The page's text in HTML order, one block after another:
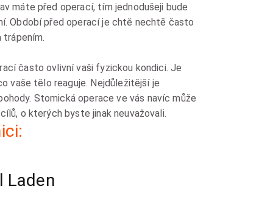
máte před operací, tím jednodušeji bude
Období před operací je chtě nechtě často
často ovlivní vaši fyzickou kondici. Je
vaše tělo reaguje. Nejdůležitější je
Stomická operace ve vás navíc může
o kterých byste jinak neuvažovali.
Laden